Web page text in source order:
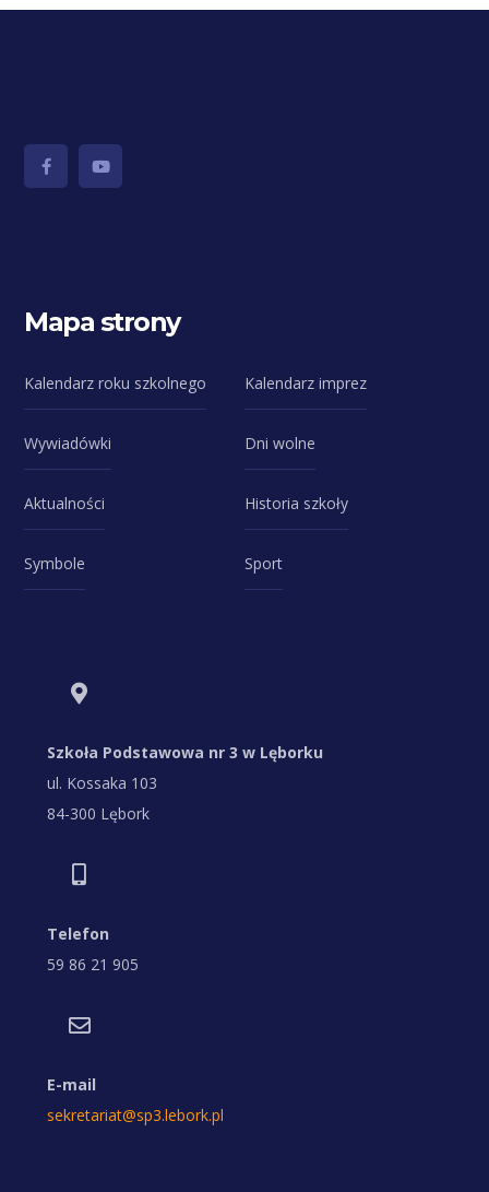
Mapa strony
Kalendarz roku szkolnego Kalendarz imprez
Wywiadówki Dni wolne
Aktualności Historia szkoły
Symbole Sport
Szkoła Podstawowa nr 3 w Lęborku
ul. Kossaka 103
84-300 Lębork
Telefon
59 86 21 905
E-mail
sekretariat@sp3.lebork.pl